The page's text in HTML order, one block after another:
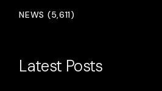
NEWS (5,611)
Latest Posts